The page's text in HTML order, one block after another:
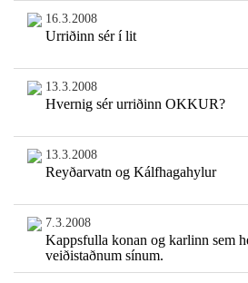
16.3.2008
Urriðinn sér í lit
13.3.2008
Hvernig sér urriðinn OKKUR?
13.3.2008
Reyðarvatn og Kálfhagahylur
7.3.2008
Kappsfulla konan og karlinn sem
veiðistaðnum sínum.